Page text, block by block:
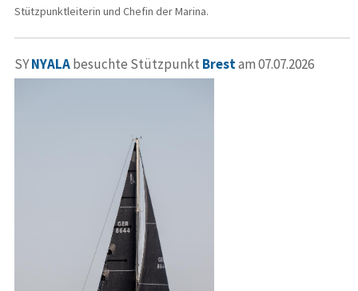
Stützpunktleiterin und Chefin der Marina.
SYNYALAbesuchte Stützpunkt Brestam 07.07.2026